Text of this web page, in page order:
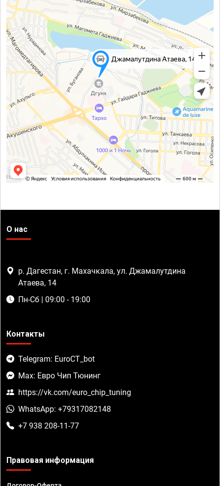
О нас
р. Дагестан, г. Махачкала, ул. Джамалутдина
Атаева, 14
Пн-Сб | 09:00 - 19:00
Контакты
Telegram: EuroCT_bot
Max: Евро Чип Тюнинг
https://vk.com/euro_chip_tuning
WhatsApp: +79317082148
+7 938 208-11-77
Правовая информация